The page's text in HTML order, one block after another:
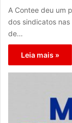
A Contee deu um
dos sindicatos
de…
Leia mais »